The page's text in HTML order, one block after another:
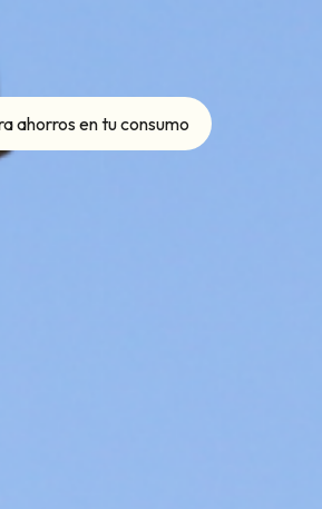
ahorros en tu consumo